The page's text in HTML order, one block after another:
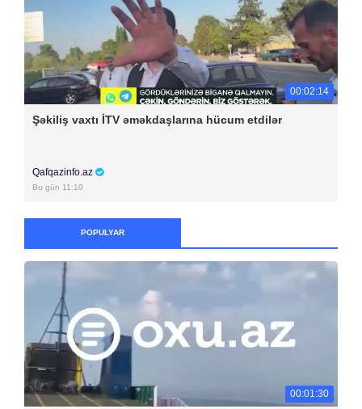
00:02:14
Şəkiliş vaxtı İTV əməkdaşlarına hücum etdilər
Qafqazinfo.az
Bu gün 11:10
POPULYAR
00:01:30